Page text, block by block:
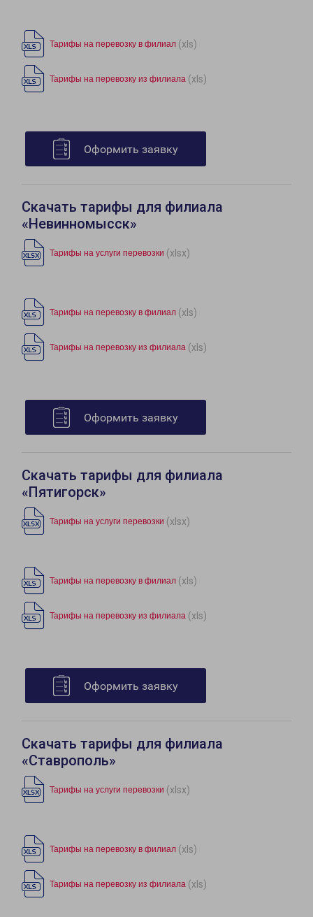
Тарифы на перевозку в филиал (xls)
Тарифы на перевозку из филиала (xls)
Оформить заявку
Скачать тарифы для филиала
«Невинномысск»
Тарифы на услуги перевозки (xlsx)
Тарифы на перевозку в филиал (xls)
Тарифы на перевозку из филиала (xls)
Оформить заявку
Скачать тарифы для филиала
«Пятигорск»
Тарифы на услуги перевозки (xlsx)
Тарифы на перевозку в филиал (xls)
Тарифы на перевозку из филиала (xls)
Оформить заявку
Скачать тарифы для филиала
«Ставрополь»
Тарифы на услуги перевозки (xlsx)
Тарифы на перевозку в филиал (xls)
Тарифы на перевозку из филиала (xls)